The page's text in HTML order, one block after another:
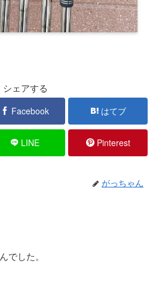
シェアする
Facebook はてブ
LINE Pinterest
がっちゃん
でした。